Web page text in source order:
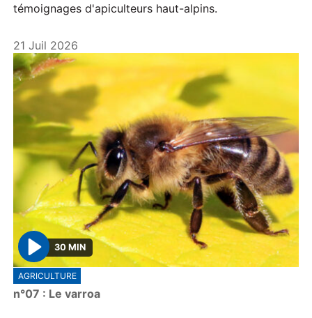
témoignages d'apiculteurs haut-alpins.
21 Juil 2026
P
l
a
30 MIN
AGRICULTURE
n°07 : Le varroa